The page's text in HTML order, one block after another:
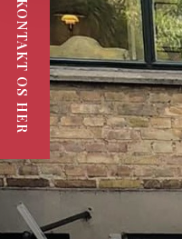
KONTAKT OS HER